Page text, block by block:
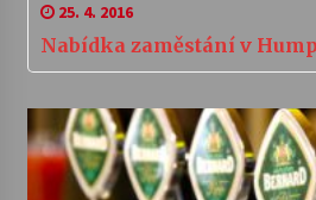
25. 4. 2016
Nabídka zaměstání v